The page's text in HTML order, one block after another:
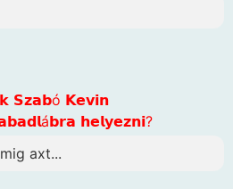
𝗦𝘇𝗮𝗯ó 𝗞𝗲𝘃𝗶𝗻
𝗵𝗲𝗹𝘆𝗲𝘇𝗻𝗶?
axt...